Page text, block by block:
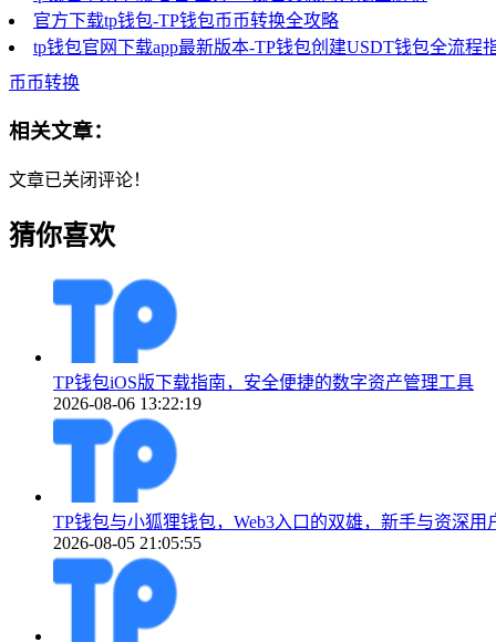
官方下载tp钱包-TP钱包币币转换全攻略
tp钱包官网下载app最新版本-TP钱包创建USDT钱包全流程
币币转换
相关文章：
文章已关闭评论！
猜你喜欢
TP钱包iOS版下载指南，安全便捷的数字资产管理工具
2026-08-06 13:22:19
TP钱包与小狐狸钱包，Web3入口的双雄，新手与资深用
2026-08-05 21:05:55